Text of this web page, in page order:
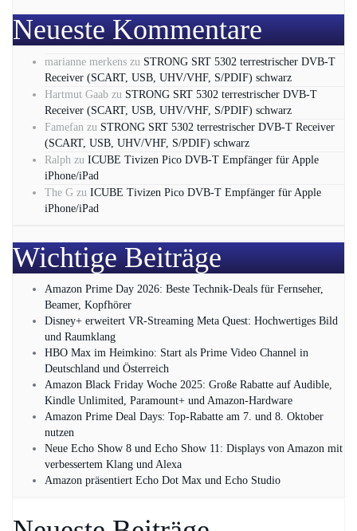
Neueste Kommentare
marianne merkens zu STRONG SRT 5302 terrestrischer DVB-T
Receiver (SCART, USB, UHV/VHF, S/PDIF) schwarz
Hartmut Gaab zu STRONG SRT 5302 terrestrischer DVB-T
Receiver (SCART, USB, UHV/VHF, S/PDIF) schwarz
Famefan zu STRONG SRT 5302 terrestrischer DVB-T Receiver
(SCART, USB, UHV/VHF, S/PDIF) schwarz
Ralph zu ICUBE Tivizen Pico DVB-T Empfänger für Apple
iPhone/iPad
The G zu ICUBE Tivizen Pico DVB-T Empfänger für Apple
iPhone/iPad
Wichtige Beiträge
Amazon Prime Day 2026: Beste Technik-Deals für Fernseher,
Beamer, Kopfhörer
Disney+ erweitert VR‑Streaming Meta Quest: Hochwertiges Bild
und Raumklang
HBO Max im Heimkino: Start als Prime Video Channel in
Deutschland und Österreich
Amazon Black Friday Woche 2025: Große Rabatte auf Audible,
Kindle Unlimited, Paramount+ und Amazon‑Hardware
Amazon Prime Deal Days: Top-Rabatte am 7. und 8. Oktober
nutzen
Neue Echo Show 8 und Echo Show 11: Displays von Amazon mit
verbessertem Klang und Alexa
Amazon präsentiert Echo Dot Max und Echo Studio